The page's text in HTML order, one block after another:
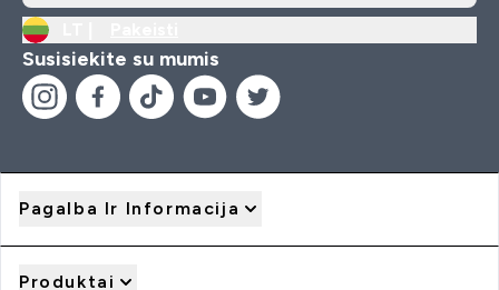
Susisiekite su mumis
Pagalba Ir Informacija
Produktai